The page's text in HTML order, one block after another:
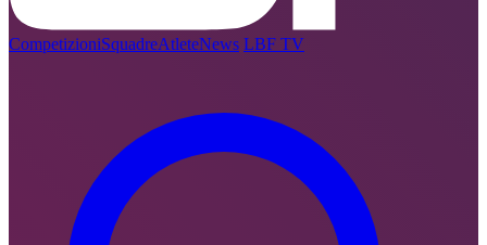
CompetizioniSquadreAtleteNews LBF TV